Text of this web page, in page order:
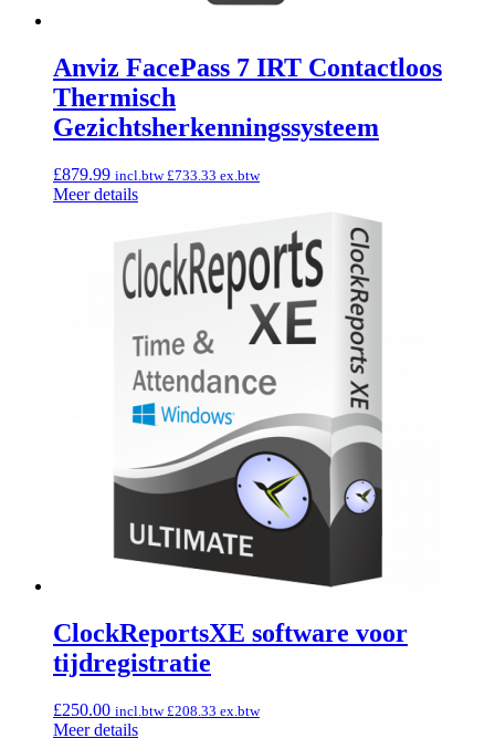
Anviz FacePass 7 IRT Contactloos
Thermisch
Gezichtsherkenningssysteem
£879.99 incl.btw£733.33 ex.btw
Meer details
ClockReportsXE software voor
tijdregistratie
£250.00 incl.btw£208.33 ex.btw
Meer details